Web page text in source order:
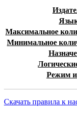
Максимальное
Минимальное
Режим
Скачать правила к